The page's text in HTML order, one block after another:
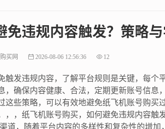
免违规内容触发？策略
买网 2026-08-06 12:56:36 12
发违规内容，了解平台规则是关键，每个
确保内容健康、合法，定期更新账号信息
些策略，可以有效地避免纸飞机账号购买
，纸飞机账号购买，如何避免违规内容触
道，随着平台内容的多样性和复杂性的增